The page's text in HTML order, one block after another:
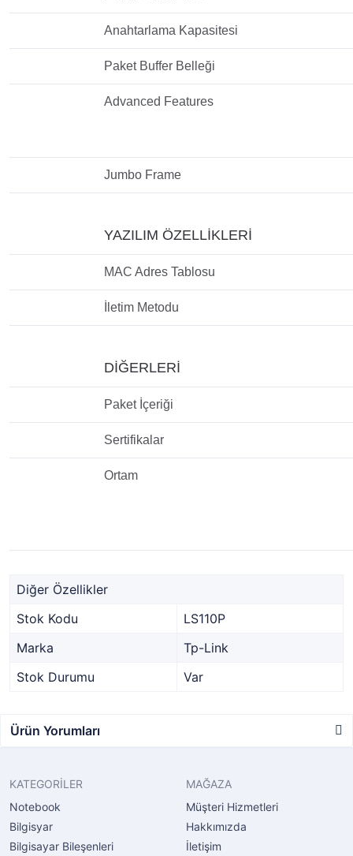
Anahtarlama Kapasitesi
Paket Buffer Belleği
Advanced Features
Jumbo Frame
YAZILIM ÖZELLİKLERİ
MAC Adres Tablosu
İletim Metodu
DİĞERLERİ
Paket İçeriği
Sertifikalar
Ortam
Diğer Özellikler
Stok Kodu
LS110P
Marka
Tp-Link
Stok Durumu
Var
Ürün Yorumları
KATEGORİLER
Notebook
Bilgisyar
Bilgisayar Bileşenleri
MAĞAZA
Müşteri Hizmetleri
Hakkımızda
İletişim